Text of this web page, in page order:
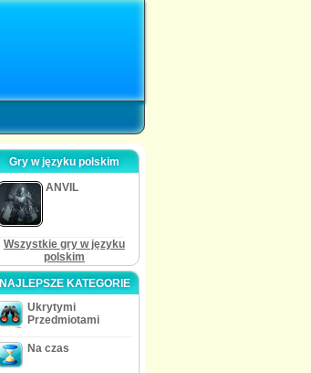
Gry w języku polskim
ANVIL
Wszystkie gry w języku
polskim
NAJLEPSZE KATEGORIE
Ukrytymi
Przedmiotami
Na czas